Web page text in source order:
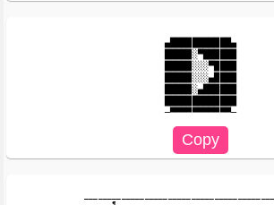
▄███████████▄
█████░▀██████
█████░░░▀████
█████░░░▄████
█████░▄██████
─▀▀▀▀▀▀▀▀▀▀▀─